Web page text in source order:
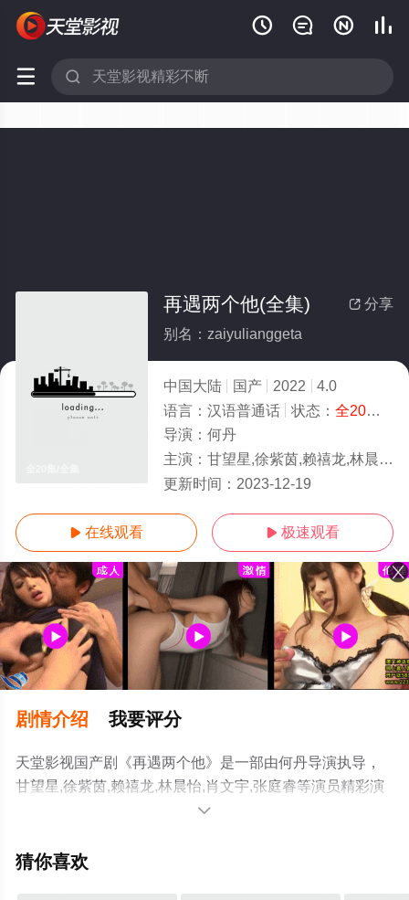
   
 
 分享
再遇两个他(全集)
别名：zaiyulianggeta
中国大陆 国产 2022
4.0
语言： 汉语普通话 状态： 全20集
导演： 何丹
主演： 甘望星,徐紫茵,赖禧龙,林晨怡,肖文宇,张庭睿
更新时间： 2023-12-19
 在线观看  极速观看
剧情介绍 我要评分
天堂影视国产剧《再遇两个他》是一部由何丹导演执导，
甘望星,徐紫茵,赖禧龙,林晨怡,肖文宇,张庭睿等演员精彩演
绎的中国大陆电视剧，大结局剧情已揭晓（全20集），手
网，更多相关信息可移步至豆瓣电视剧、电视猫或剧情网

猜你喜欢